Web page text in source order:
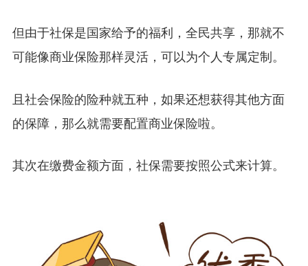
但由于社保是国家给予的福利，全民共享，那就不
可能像商业保险那样灵活，可以为个人专属定制。
且社会保险的险种就五种，如果还想获得其他方面
的保障，那么就需要配置商业保险啦。
其次在缴费金额方面，社保需要按照公式来计算。